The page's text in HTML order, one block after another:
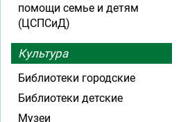
помощи семье и детям
(ЦСПСиД)
Культура
Библиотеки городские
Библиотеки детские
Музеи